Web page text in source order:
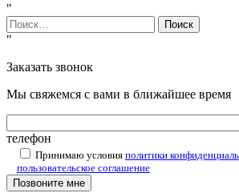
"
Найти:
"
Заказать звонок
Мы свяжемся с вами в ближайшее время
телефон
Принимаю условия политики
пользовательское соглашение